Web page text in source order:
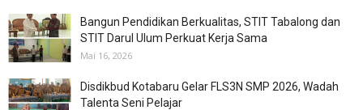
Bangun Pendidikan Berkualitas, STIT Tabalong dan
STIT Darul Ulum Perkuat Kerja Sama
Mai 16, 2026
Disdikbud Kotabaru Gelar FLS3N SMP 2026, Wadah
Talenta Seni Pelajar